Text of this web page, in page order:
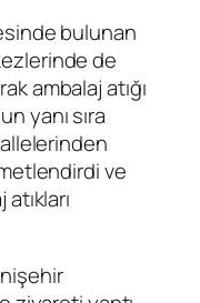
bulunan
de
ambalaj atığı
yanı sıra
ve